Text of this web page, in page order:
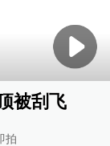
被刮飞
拍